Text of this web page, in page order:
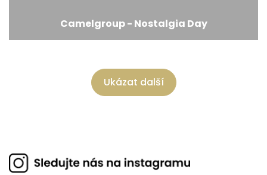
Camelgroup - Nostalgia Day
Ukázat další